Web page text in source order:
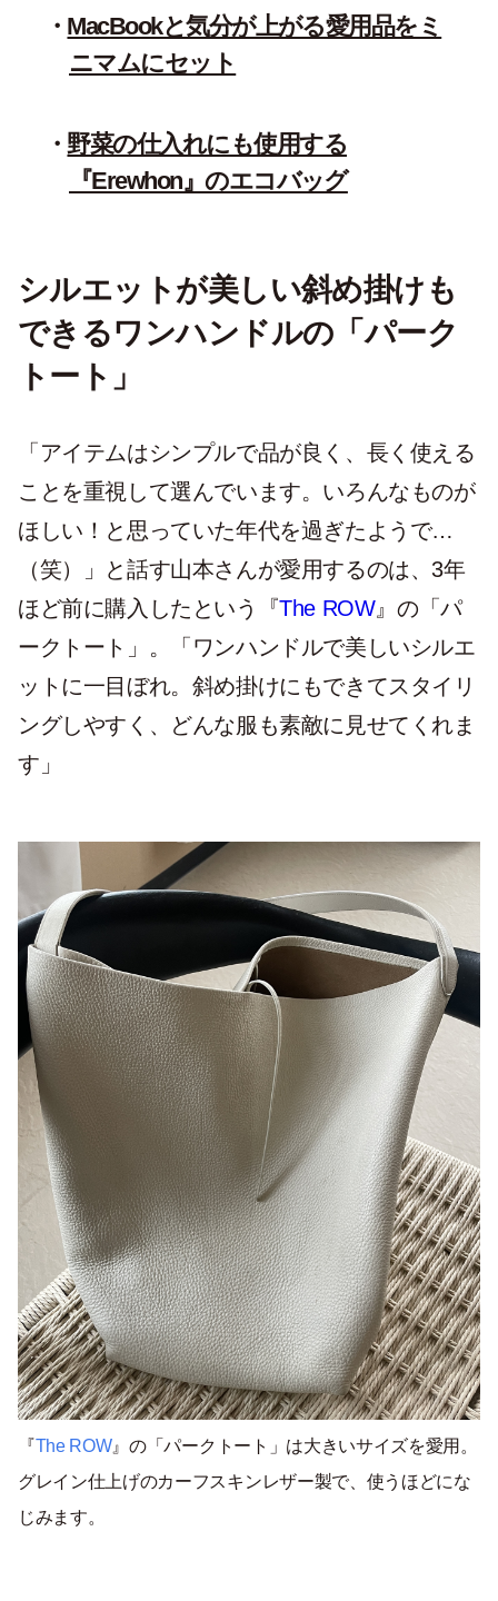
MacBookと気分が上がる愛用品をミ
ニマムにセット
野菜の仕入れにも使用する
『Erewhon』のエコバッグ
シルエットが美しい斜め掛けも
できるワンハンドルの「パーク
トート」
「アイテムはシンプルで品が良く、長く使える
ことを重視して選んでいます。いろんなものが
ほしい！と思っていた年代を過ぎたようで…
（笑）」と話す山本さんが愛用するのは、3年
ほど前に購入したという『The ROW』の「パ
ークトート」。「ワンハンドルで美しいシルエ
ットに一目ぼれ。斜め掛けにもできてスタイリ
ングしやすく、どんな服も素敵に見せてくれま
す」
『The ROW』の「パークトート」は大きいサイズを愛用。
グレイン仕上げのカーフスキンレザー製で、使うほどにな
じみます。